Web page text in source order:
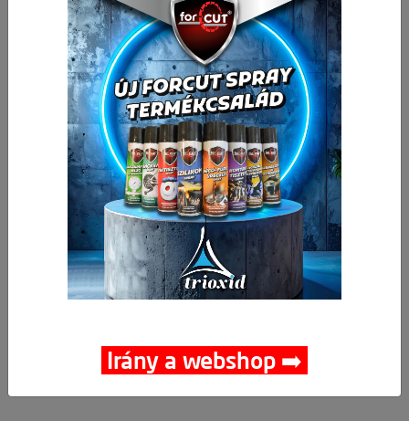
Vissza a kategóriába: Csőkulcs és készletek
Mennyiség
+ db Kosárba
Cikkszám:cs6-7
Irány a webshop ➡️